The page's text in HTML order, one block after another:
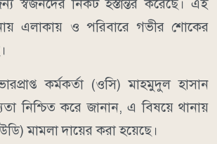
স্বজনদের নিকট হস্তান্তর করেছে। এই
এলাকায় ও পরিবারে গভীর শোকের
কর্মকর্তা (ওসি) মাহমুদুল হাসান
নিশ্চিত করে জানান, এ বিষয়ে থানায়
মামলা দায়ের করা হয়েছে।